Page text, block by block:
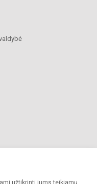
užtikrinti jums teikiamų